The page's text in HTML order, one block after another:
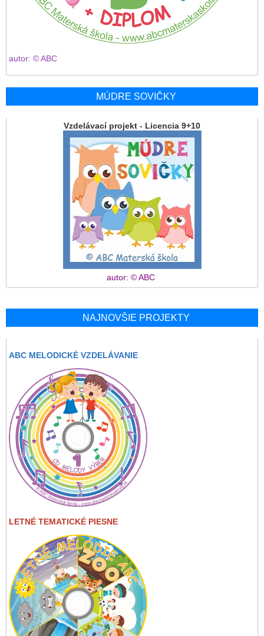
autor: © ABC
MÚDRE SOVIČKY
Vzdelávací projekt - Licencia 9+10
autor: © ABC
NAJNOVŠIE PROJEKTY
ABC MELODICKÉ VZDELÁVANIE
LETNÉ TEMATICKÉ PIESNE